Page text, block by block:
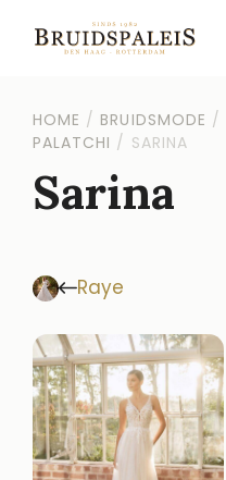
naar
HOME / BRUIDSMODE /
PALATCHI / SARINA
Sarina
Raye